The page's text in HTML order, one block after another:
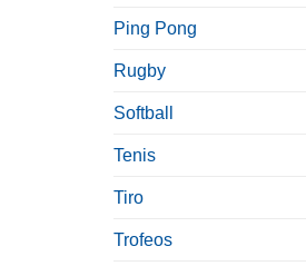
Ping Pong
Rugby
Softball
Tenis
Tiro
Trofeos